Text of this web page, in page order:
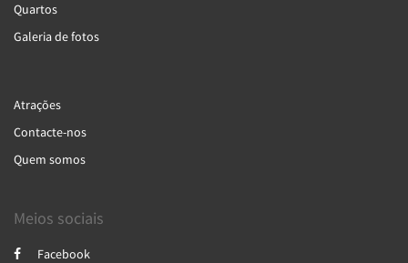
Quartos
Galeria de fotos
Atrações
Contacte-nos
Quem somos
Meios sociais
Facebook